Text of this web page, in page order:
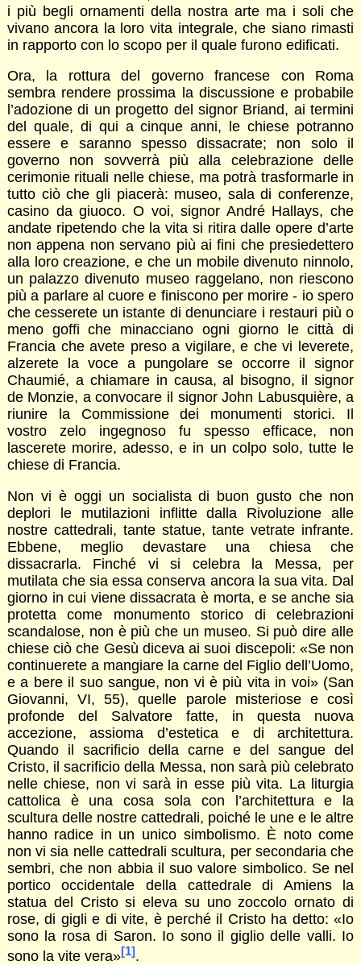
i più begli ornamenti della nostra arte ma i soli che
vivano ancora la loro vita integrale, che siano rimasti
in rapporto con lo scopo per il quale furono edificati.
Ora, la rottura del governo francese con Roma
sembra rendere prossima la discussione e probabile
l’adozione di un progetto del signor Briand, ai termini
del quale, di qui a cinque anni, le chiese potranno
essere e saranno spesso dissacrate; non solo il
governo non sovverrà più alla celebrazione delle
cerimonie rituali nelle chiese, ma potrà trasformarle in
tutto ciò che gli piacerà: museo, sala di conferenze,
casino da giuoco. O voi, signor André Hallays, che
andate ripetendo che la vita si ritira dalle opere d’arte
non appena non servano più ai fini che presiedettero
alla loro creazione, e che un mobile divenuto ninnolo,
un palazzo divenuto museo raggelano, non riescono
più a parlare al cuore e finiscono per morire - io spero
che cesserete un istante di denunciare i restauri più o
meno goffi che minacciano ogni giorno le città di
Francia che avete preso a vigilare, e che vi leverete,
alzerete la voce a pungolare se occorre il signor
Chaumié, a chiamare in causa, al bisogno, il signor
de Monzie, a convocare il signor John Labusquière, a
riunire la Commissione dei monumenti storici. Il
vostro zelo ingegnoso fu spesso efficace, non
lascerete morire, adesso, e in un colpo solo, tutte le
chiese di Francia.
Non vi è oggi un socialista di buon gusto che non
deplori le mutilazioni inflitte dalla Rivoluzione alle
nostre cattedrali, tante statue, tante vetrate infrante.
Ebbene, meglio devastare una chiesa che
dissacrarla. Finché vi si celebra la Messa, per
mutilata che sia essa conserva ancora la sua vita. Dal
giorno in cui viene dissacrata è morta, e se anche sia
protetta come monumento storico di celebrazioni
scandalose, non è più che un museo. Si può dire alle
chiese ciò che Gesù diceva ai suoi discepoli: «Se non
continuerete a mangiare la carne del Figlio dell’Uomo,
e a bere il suo sangue, non vi è più vita in voi» (San
Giovanni, VI, 55), quelle parole misteriose e così
profonde del Salvatore fatte, in questa nuova
accezione, assioma d’estetica e di architettura.
Quando il sacrificio della carne e del sangue del
Cristo, il sacrificio della Messa, non sarà più celebrato
nelle chiese, non vi sarà in esse più vita. La liturgia
cattolica è una cosa sola con l’architettura e la
scultura delle nostre cattedrali, poiché le une e le altre
hanno radice in un unico simbolismo. È noto come
non vi sia nelle cattedrali scultura, per secondaria che
sembri, che non abbia il suo valore simbolico. Se nel
portico occidentale della cattedrale di Amiens la
statua del Cristo si eleva su uno zoccolo ornato di
rose, di gigli e di vite, è perché il Cristo ha detto: «Io
sono la rosa di Saron. Io sono il giglio delle valli. Io
sono la vite vera»[1].